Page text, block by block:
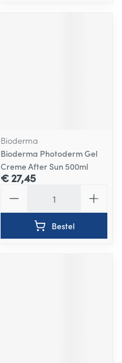
Bioderma
Bioderma Photoderm Gel
Creme After Sun 500ml
€ 27,45
Bestel